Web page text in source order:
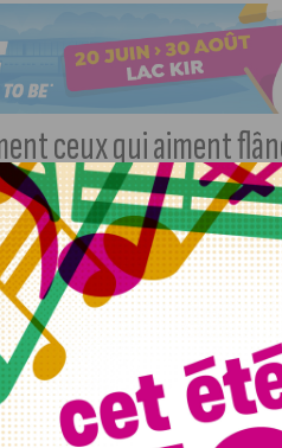
ceux qui aiment
pour leur
pendant leur braderie
Cellier de Clairvaux de Dijon :
des objets insolites ; au total il y